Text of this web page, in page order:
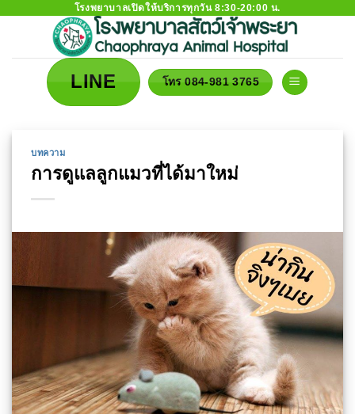
โรงพยาบาลเปิดให้บริการทุกวัน 8:30-20:00 น.
LINE โทร 084-981 3765
บทความ
การดูแลลูกแมวที่ได้มาใหม่